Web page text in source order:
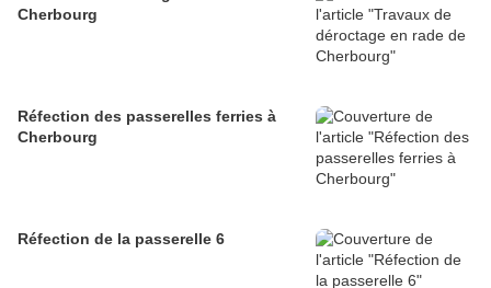
Cherbourg
Réfection des passerelles ferries à
Cherbourg
Réfection de la passerelle 6